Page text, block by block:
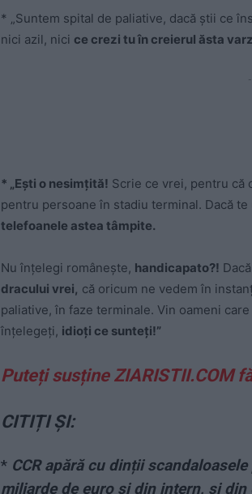
* „Suntem spital de paliative, dacă ştii ce
nici azil, nici ce crezi tu în creierul ăsta
* „Eşti o nesimţită! Scrie ce vrei, pentru că
pentru persoane în stadiu terminal. Dacă
telefoanele astea tâmpite.
Nu înţelegi româneşte, handicapato?! Dacă
dracului vrei, că oricum ne vedem în
paliative, în faze terminale. Vin oameni
înţelegeţi, idioţi ce sunteţi!”
Puteți susține ZIARISTII.COM
CITIȚI ȘI:
* CCR apără cu dinții
miliarde de euro și din intern, și din